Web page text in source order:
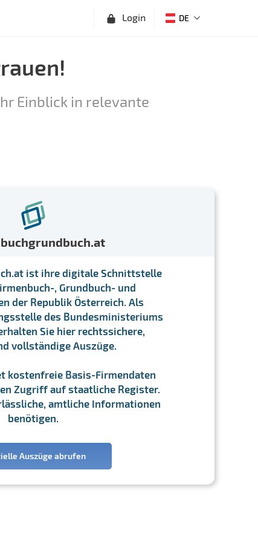
Login DE
Einblick in relevante
ist ihre digitale Schnittstelle
, Grundbuch- und
der Republik Österreich. Als
des Bundesministeriums
Sie hier rechtssichere,
vollständige Auszüge.
kostenfreie Basis-Firmendaten
Zugriff auf staatliche Register.
amtliche Informationen
benötigen.
Auszüge abrufen